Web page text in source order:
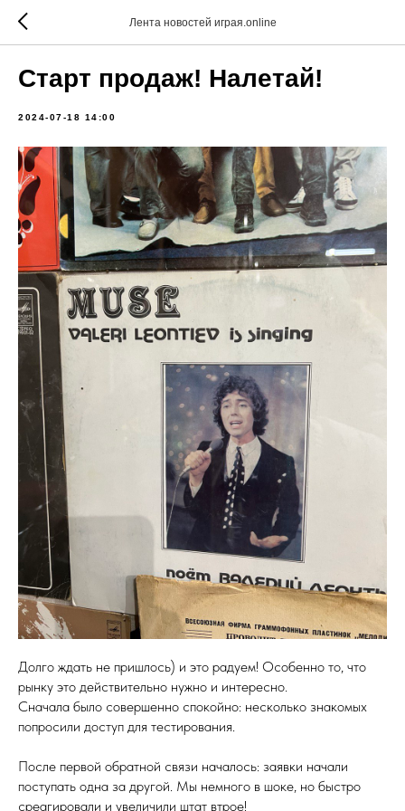
Лента новостей играя.online
Старт продаж! Налетай!
2024-07-18 14:00
Долго ждать не пришлось) и это радуем! Особенно то, что
рынку это действительно нужно и интересно.
Сначала было совершенно спокойно: несколько знакомых
попросили доступ для тестирования.
После первой обратной связи началось: заявки начали
поступать одна за другой. Мы немного в шоке, но быстро
среагировали и увеличили штат втрое!